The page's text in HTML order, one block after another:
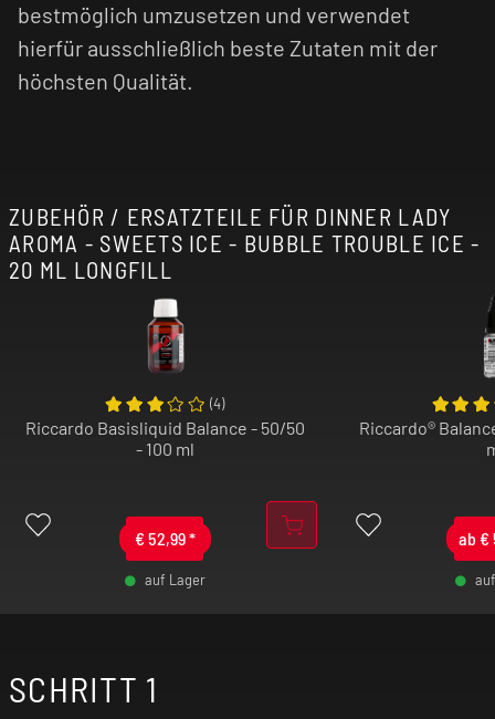
bestmöglich umzusetzen und verwendet
hierfür ausschließlich beste Zutaten mit der
höchsten Qualität.
ZUBEHÖR / ERSATZTEILE FÜR DINNER LADY
AROMA - SWEETS ICE - BUBBLE TROUBLE ICE -
20 ML LONGFILL
€ 52,99*
auf Lager
(4)
Riccardo Basisliquid Balance - 50/50
- 100 ml
ab €
Riccardo®
SCHRITT 1